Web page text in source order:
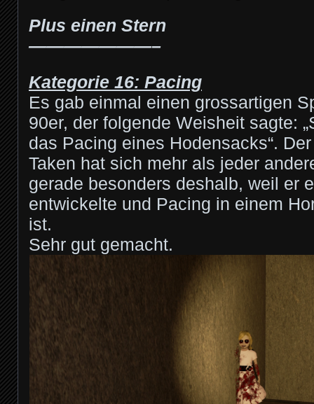
Plus einen Stern
———————–
Kategorie 16: Pacing
Es gab einmal einen grossartigen
90er, der folgende Weisheit sagte:
das Pacing eines Hodensacks“.
Taken hat sich mehr als jeder
gerade besonders deshalb, weil er
entwickelte und Pacing in einem
ist.
Sehr gut gemacht.